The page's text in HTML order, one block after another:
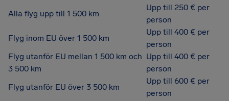
Alla flyg upp till 1 500 km
Upp till 250 € per
person
Flyg inom EU över 1 500 km
Upp till 400 € per
person
Flyg utanför EU mellan 1 500 km och
3 500 km
Upp till 400 € per
person
Flyg utanför EU över 3 500 km
Upp till 600 € per
person